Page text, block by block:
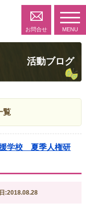
お問合せ MENU
活動ブログ
覧
援学校 夏季人権研
:2018.08.28